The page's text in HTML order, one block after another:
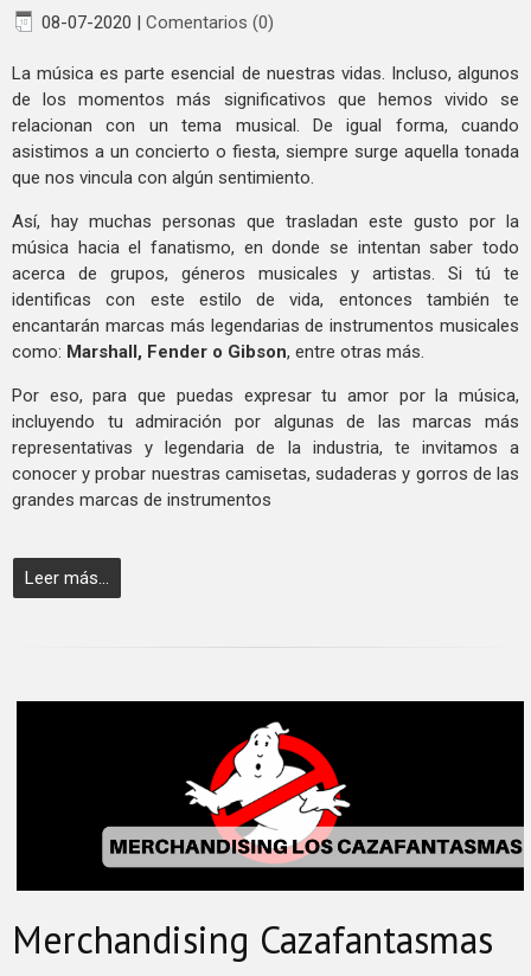
08-07-2020 Comentarios (0)
La música es parte esencial de nuestras vidas. Incluso, algunos
de los momentos más significativos que hemos vivido se
relacionan con un tema musical. De igual forma, cuando
asistimos a un concierto o fiesta, siempre surge aquella tonada
que nos vincula con algún sentimiento.
Así, hay muchas personas que trasladan este gusto por la
música hacia el fanatismo, en donde se intentan saber todo
acerca de grupos, géneros musicales y artistas. Si tú te
identificas con este estilo de vida, entonces también te
encantarán marcas más legendarias de instrumentos musicales
como: Marshall, Fender o Gibson, entre otras más.
Por eso, para que puedas expresar tu amor por la música,
incluyendo tu admiración por algunas de las marcas más
representativas y legendaria de la industria, te invitamos a
conocer y probar nuestras camisetas, sudaderas y gorros de las
grandes marcas de instrumentos
Leer más...
Merchandising Cazafantasmas